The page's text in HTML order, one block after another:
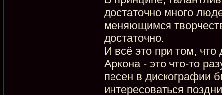
достаточно много
меняющимся
достаточно.
И всё это при том,
Аркона - это что-то
песен в дискографии
интересоваться